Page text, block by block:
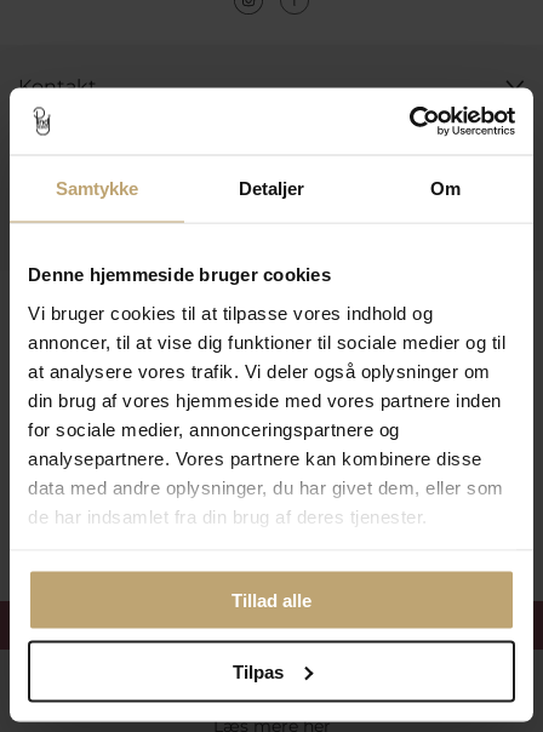
Samtykke Detaljer Om
Denne hjemmeside bruger cookies
Vi bruger cookies til at tilpasse vores indhold og
annoncer, til at vise dig funktioner til sociale medier og til
at analysere vores trafik. Vi deler også oplysninger om
din brug af vores hjemmeside med vores partnere inden
for sociale medier, annonceringspartnere og
analysepartnere. Vores partnere kan kombinere disse
data med andre oplysninger, du har givet dem, eller som
de har indsamlet fra din brug af deres tjenester.
Tillad alle
Tilpas
Kontakt
Åbningstider I Butikken
Information
Praktiske Sider
Betalingsmuligheder
Sikker Og Tryg E-Handel
Få 15%velkomstrabat
Læs mere her